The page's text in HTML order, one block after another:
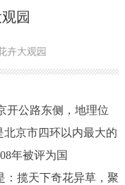
政策服务
园
卉大观园
开公路东侧，地理位
北京市四环以内最大的
年被评为国
：揽天下奇花异草，聚